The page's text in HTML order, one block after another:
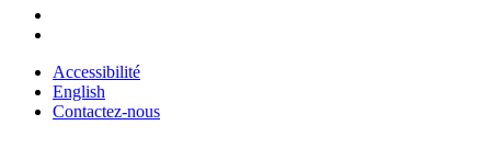
Accessibilité
English
Contactez-nous